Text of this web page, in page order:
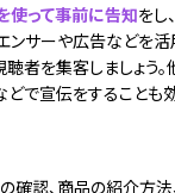
使って事前に告知をし
ンサーや広告などを
者を集客しましょう。
で宣伝をすることも
の確認、商品の紹介方